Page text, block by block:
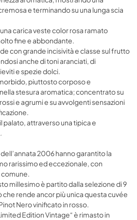
e terminando su una lunga scia
carica veste color rosa ramato
fine e abbondante.
con grande incisività e classe sul frutto
anche di toni aranciati, di
e spezie dolci.
piuttosto corposo e
stesura aromatica; concentrato su
e agrumi e su avvolgenti sensazioni
palato, attraverso una tipica e
2006 hanno garantito la
rarissimo ed eccezionale, con
millesimo è partito dalla selezione di 9
rende ancor più unica questa cuvée
Nero vinificato in rosso.
Edition Vintage“ è rimasto in